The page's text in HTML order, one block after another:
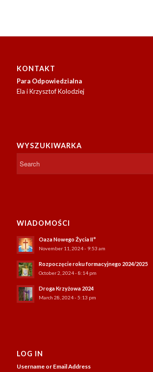
KONTAKT
Para Odpowiedzialna
Ela i Krzysztof Kolodziej
WYSZUKIWARKA
WIADOMOŚCI
Oaza Nowego Życia II°
November 11, 2024 - 9:53 am
Rozpoczęcie roku formacyjnego 2024/2025
October 2, 2024 - 8:14 pm
Droga Krzyżowa 2024
March 28, 2024 - 5:13 pm
LOG IN
Username or Email Address